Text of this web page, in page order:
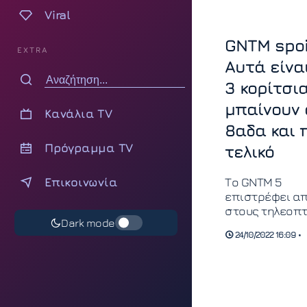
Viral
EXTRA
Κανάλια TV
Πρόγραμμα TV
Επικοινωνία
Dark mode
GNTM
Αυτά
3
μπαίνουν
8αδα και
τελικό
Το GNTM 5
επιστρέφει
στους
μαζί φέρνει
24/10/2022 16:09 •